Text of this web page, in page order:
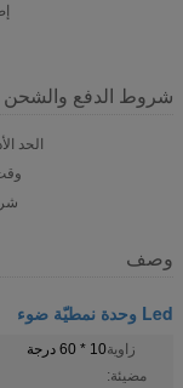
شروط الدفع والشحن
الحد
وصف
Led وحدة نمطيّة ضوء
زاوية
مضيئة:
10 * 60 درجة